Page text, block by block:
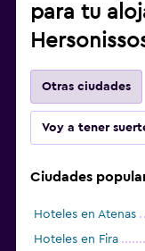
para tu
Otras ciudades
Voy a tener
Ciudades
Hoteles en Atenas
Hoteles en Fira